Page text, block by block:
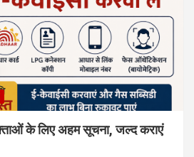
के लिए अहम सूचना, जल्द कराएं